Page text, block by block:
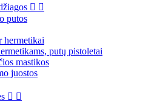
 
putos
hermetikai
putų pistoletai
mastikos
juostos
 